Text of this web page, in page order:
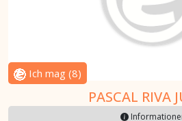
Ich mag (8)
PASCAL RIVA